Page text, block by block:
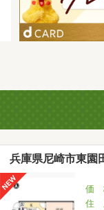
兵庫県尼崎市東園
価
住